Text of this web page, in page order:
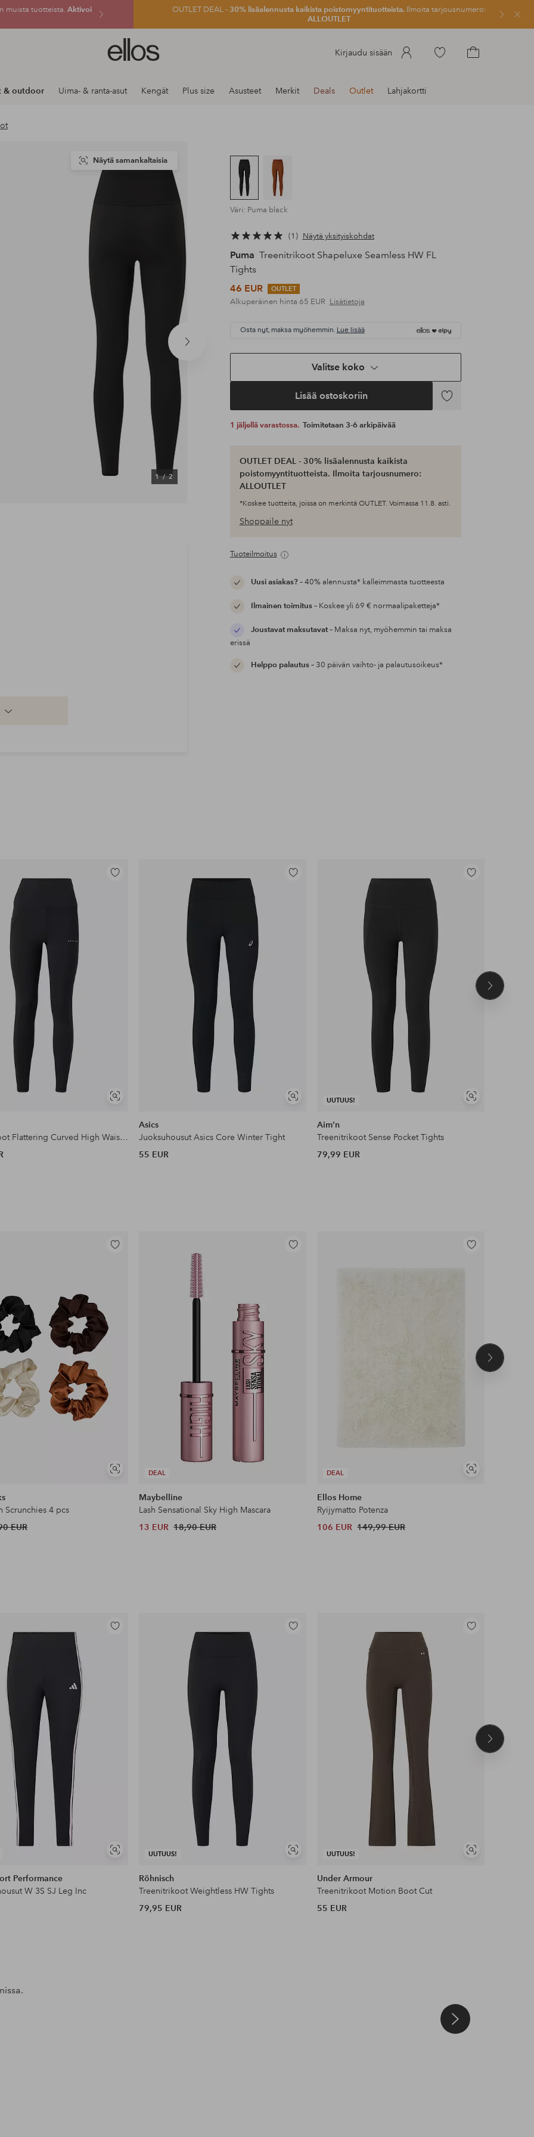
muista tuotteista. Aktivoi
OUTLET DEAL -30% lisäalennusta kaikista poistomyyntituotteista.Ilmoita tarjousnumero:
ALLOUTLET
Sulje
Ellos-
logo
siirry
Kirjaudu sisään
Siirry
& outdoor Uima- & ranta-asut Kengät Plus size Asusteet Merkit Deals Outlet Lahjakortti
Seuraava
1/2
Näytä samankaltaisia
Väri: Puma black
1 Näytä yksityiskohdat
Puma Treenitrikoot Shapeluxe Seamless HW FL
Tights
46 EUR
OUTLET
Alkuperäinen hinta 65 EUR Lisätietoja
Osta nyt, maksa myöhemmin. Lue lisää
Valitse koko
Lisää ostoskoriin
Lisää
1 jäljellä varastossa. Toimitetaan 3-6 arkipäivää
OUTLET DEAL - 30% lisäalennusta kaikista
poistomyyntituotteista. Ilmoita tarjousnumero:
ALLOUTLET
*Koskee tuotteita, joissa on merkintä OUTLET. Voimassa 11.8. asti.
Shoppaile nyt
Tuoteilmoitus
Uusi asiakas?– 40% alennusta* kalleimmasta tuotteesta
Ilmainen toimitus– Koskee yli 69 € normaalipaketteja*
Joustavat maksutavat– Maksa nyt, myöhemmin tai maksa
erissä
Helppo palautus– 30 päivän vaihto- ja palautusoikeus*
Näytä
Lisää
Treenitrikoot Flattering Curved High Waist Tights
Näytä
Lisää
Asics
Juoksuhousut Asics Core Winter Tight
55 EUR
UUTUUS!
Näytä
Lisää
Aim'n
Treenitrikoot Sense Pocket Tights
79,99 EUR
Seuraava
Näytä
Lisää
Scrunchies 4 pcs
EUR
DEAL
Lisää
Maybelline
Lash Sensational Sky High Mascara
13 EUR 18,90 EUR
DEAL
Näytä
Lisää
Ellos Home
Ryijymatto Potenza
106 EUR 149,99 EUR
Seuraava
Näytä
Lisää
Performance
W 3S SJ Leg Inc
UUTUUS!
Näytä
Lisää
Röhnisch
Treenitrikoot Weightless HW Tights
79,95 EUR
UUTUUS!
Näytä
Lisää
Under Armour
Treenitrikoot Motion Boot Cut
55 EUR
Seuraava